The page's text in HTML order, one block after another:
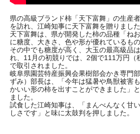
県の高級ブランド柿「天下富舞」の生産
を訪れ、江崎知事に天下富舞を贈りました
天下富舞は、県が開発した柿の品種「ね
に糖度、大きさ、色や形が優れているもの
その中でも糖度が高く、大玉の最高級品
れ、11月の初競りでは、2個で111万円（
で取引されました。
岐阜県園芸特産振興会果樹部会かき専門
ずみ）部長は、「今年は猛暑や鳥獣被害
かいい形の柿を出すことができました」
ました。
試食した江崎知事は、「まんべんなく甘
しさです」と味に太鼓判を押しました。